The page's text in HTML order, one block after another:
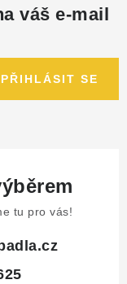
váš e-mail
PŘIHLÁSIT SE
tu pro vás!